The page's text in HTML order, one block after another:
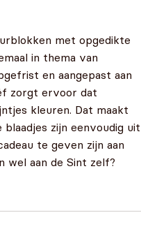
met opgedikte
in thema van
en aangepast aan
zorgt ervoor dat
kleuren. Dat maakt
zijn eenvoudig uit
te geven zijn aan
wel aan de Sint zelf?